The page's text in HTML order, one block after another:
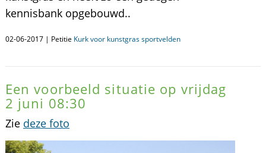
kennisbank opgebouwd..
02-06-2017 | Petitie Kurk voor kunstgras sportvelden
Een voorbeeld situatie op vrijdag
2 juni 08:30
Zie deze foto